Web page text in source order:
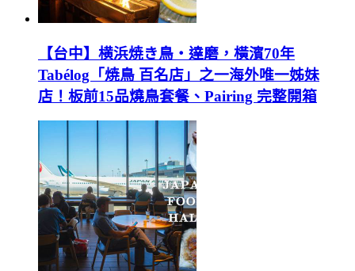
【台中】横浜焼き鳥‧達磨，橫濱70年
Tabélog「焼鳥 百名店」之一海外唯一姊妹
店！板前15品燒鳥套餐、Pairing 完整開箱